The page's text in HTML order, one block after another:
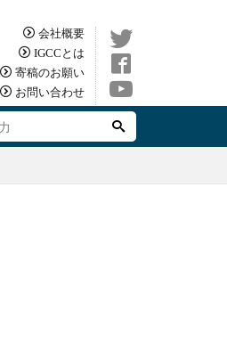
会社概要
IGCCとは
寄稿のお願い
お問い合わせ